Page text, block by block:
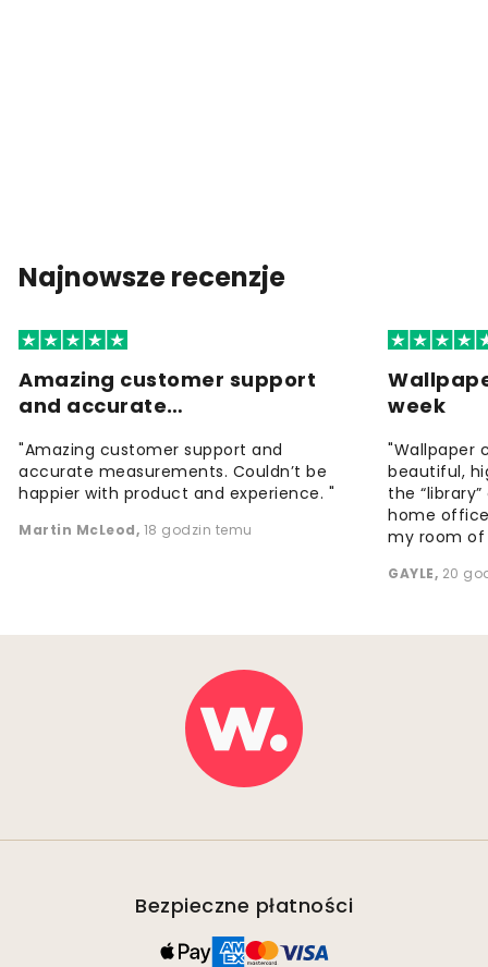
Najnowsze recenzje
Amazing customer support
and accurate…
"Amazing customer support and
accurate measurements. Couldn’t be
happier with product and experience. "
Martin McLeod, 18 godzin temu
week
"Wallpaper
beautiful,
the
home
my room of
GAYLE, 20
Bezpieczne płatności